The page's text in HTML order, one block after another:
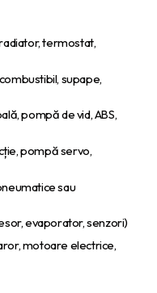
termostat,
supape,
pompă de vid, ABS,
pompă servo,
sau
evaporator, senzori)
motoare electrice,